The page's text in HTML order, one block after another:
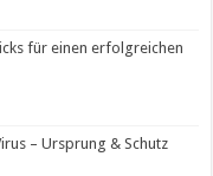
für einen erfolgreichen
– Ursprung & Schutz